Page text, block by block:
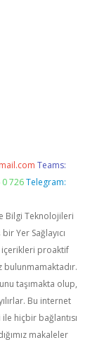
Teams:
726 Telegram:
Bilgi Teknolojileri
Yer Sağlayıcı
içerikleri proaktif
bulunmamaktadır.
taşımakta olup,
Bu internet
hiçbir bağlantısı
makaleler